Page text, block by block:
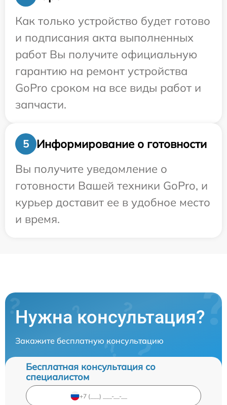
Как только устройство будет готово
и подписания акта выполненных
работ Вы получите официальную
гарантию на ремонт устройства
GoPro сроком на все виды работ и
запчасти.
5
Информирование о готовности
Вы получите уведомление о
готовности Вашей техники GoPro, и
курьер доставит ее в удобное место
и время.
Нужна консультация?
Закажите бесплатную консультацию
Бесплатная консультация со
специалистом